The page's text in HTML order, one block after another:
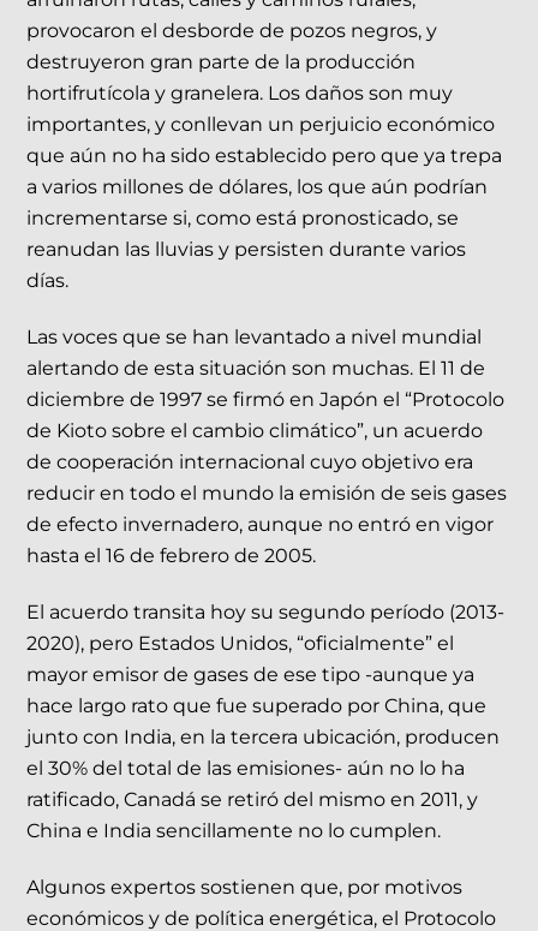
provocaron el desborde de pozos negros, y
destruyeron gran parte de la producción
hortifrutícola y granelera. Los daños son muy
importantes, y conllevan un perjuicio económico
que aún no ha sido establecido pero que ya trepa
a varios millones de dólares, los que aún podrían
incrementarse si, como está pronosticado, se
reanudan las lluvias y persisten durante varios
días.
Las voces que se han levantado a nivel mundial
alertando de esta situación son muchas. El 11 de
diciembre de 1997 se firmó en Japón el “Protocolo
de Kioto sobre el cambio climático”, un acuerdo
de cooperación internacional cuyo objetivo era
reducir en todo el mundo la emisión de seis gases
de efecto invernadero, aunque no entró en vigor
hasta el 16 de febrero de 2005.
El acuerdo transita hoy su segundo período (2013-
2020), pero Estados Unidos, “oficialmente” el
mayor emisor de gases de ese tipo -aunque ya
hace largo rato que fue superado por China, que
junto con India, en la tercera ubicación, producen
el 30% del total de las emisiones- aún no lo ha
ratificado, Canadá se retiró del mismo en 2011, y
China e India sencillamente no lo cumplen.
Algunos expertos sostienen que, por motivos
económicos y de política energética, el Protocolo